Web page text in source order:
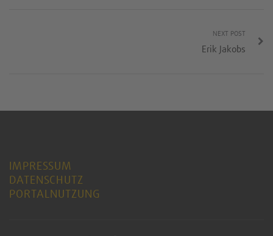
NEXT POST
Erik Jakobs
IMPRESSUM
DATENSCHUTZ
PORTALNUTZUNG